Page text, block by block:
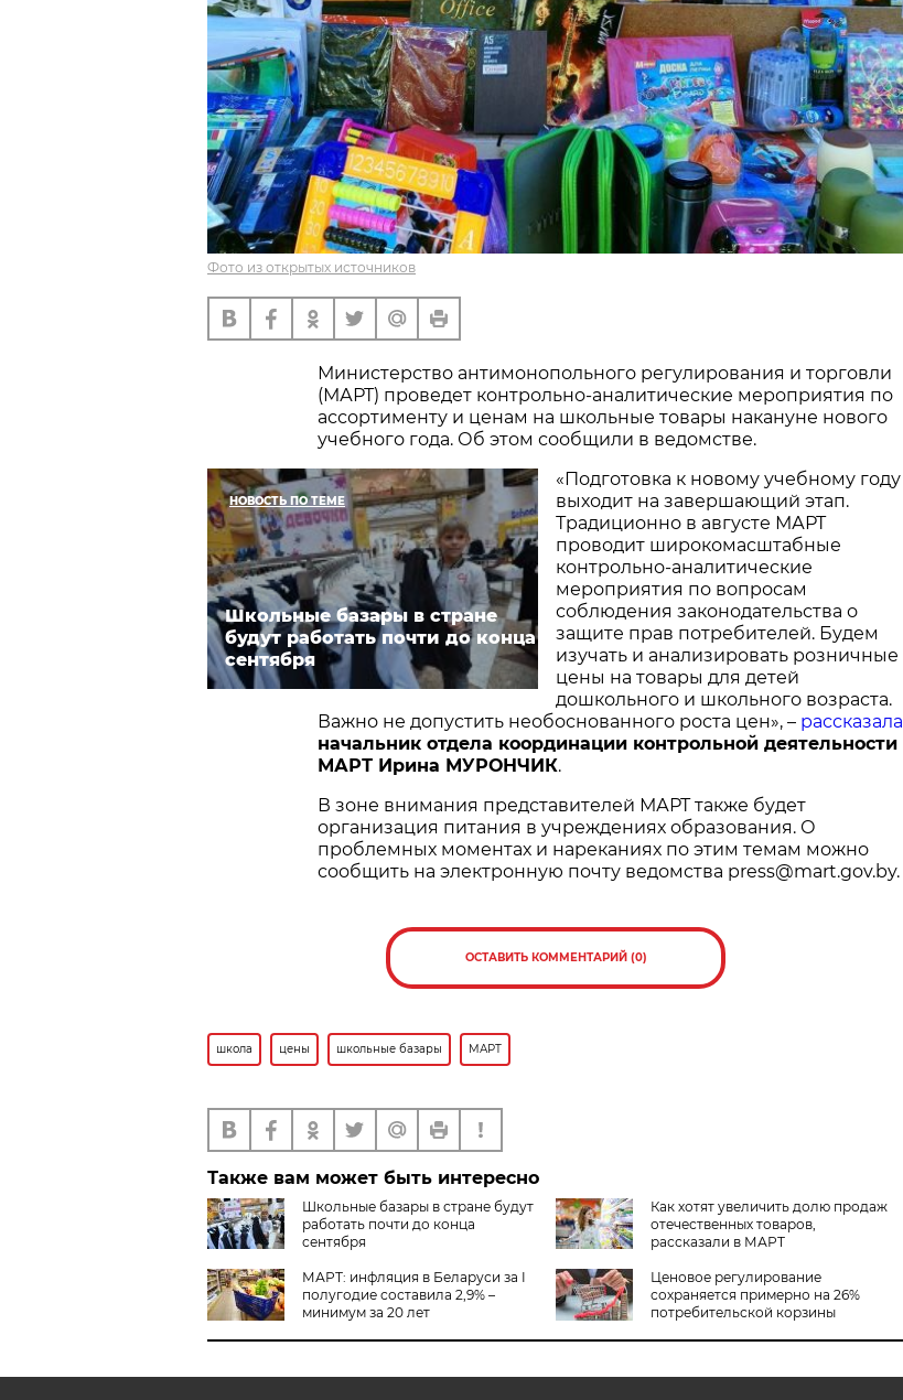
Фото из открытых источников
Министерство антимонопольного регулирования и торговли
(МАРТ) проведет контрольно-аналитические мероприятия по
ассортименту и ценам на школьные товары накануне нового
учебного года. Об этом сообщили в ведомстве.
НОВОСТЬ ПО ТЕМЕ
Школьные базары в стране
будут работать почти до конца
сентября
«Подготовка к новому учебному году
выходит на завершающий этап.
Традиционно в августе МАРТ
проводит широкомасштабные
контрольно-аналитические
мероприятия по вопросам
соблюдения законодательства о
защите прав потребителей. Будем
изучать и анализировать розничные
цены на товары для детей
дошкольного и школьного возраста.
Важно не допустить необоснованного роста цен», – рассказала
начальник отдела координации контрольной деятельности
МАРТ Ирина МУРОНЧИК.
В зоне внимания представителей МАРТ также будет
организация питания в учреждениях образования. О
проблемных моментах и нареканиях по этим темам можно
сообщить на электронную почту ведомства press@mart.gov.by.
ОСТАВИТЬ КОММЕНТАРИЙ (0)
школа цены школьные базары МАРТ
Также вам может быть интересно
Школьные базары в стране будут
работать почти до конца
сентября
Как хотят увеличить долю продаж
отечественных товаров,
рассказали в МАРТ
МАРТ: инфляция в Беларуси за I
полугодие составила 2,9% –
минимум за 20 лет
Ценовое регулирование
сохраняется примерно на 26%
потребительской корзины